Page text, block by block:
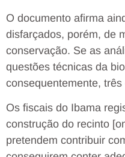
O documento afirma
disfarçados, porém, de
conservação. Se as
questões técnicas da
consequentemente,
Os fiscais do Ibama
construção do recinto
pretendem contribuir